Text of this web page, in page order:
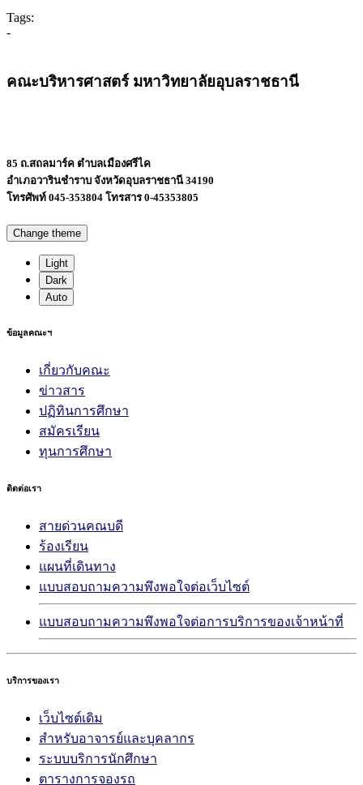
Tags:
-
คณะบริหารศาสตร์ มหาวิทยาลัยอุบลราชธานี
85 ถ.สถลมาร์ค ตำบลเมืองศรีไค
อำเภอวารินชำราบ จังหวัดอุบลราชธานี 34190
โทรศัพท์ 045-353804 โทรสาร 0-45353805
Change theme
Light
Dark
Auto
ข้อมูลคณะฯ
เกี่ยวกับคณะ
ข่าวสาร
ปฏิทินการศึกษา
สมัครเรียน
ทุนการศึกษา
ติดต่อเรา
สายด่วนคณบดี
ร้องเรียน
แผนที่เดินทาง
แบบสอบถามความพึงพอใจต่อเว็บไซต์
แบบสอบถามความพึงพอใจต่อการบริการของเจ้าหน้าที่
บริการของเรา
เว็บไซต์เดิม
สำหรับอาจารย์และบุคลากร
ระบบบริการนักศึกษา
ตารางการจองรถ